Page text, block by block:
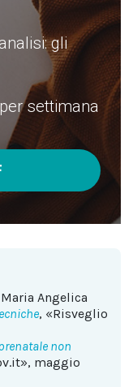
gli
settimana
Angelica
, «Risveglio
non
maggio